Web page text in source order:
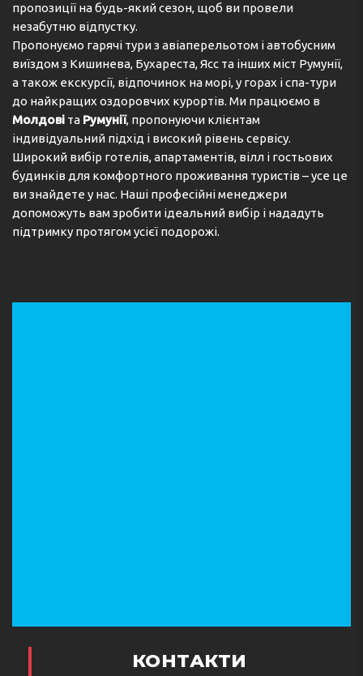
пропозиції на будь-який сезон, щоб ви провели
незабутню відпустку.
Пропонуємо гарячі тури з авіаперельотом і автобусним
виїздом з Кишинева, Бухареста, Ясс та інших міст Румунії,
а також екскурсії, відпочинок на морі, у горах і спа-тури
до найкращих оздоровчих курортів. Ми працюємо в
Молдові та Румунії, пропонуючи клієнтам
індивідуальний підхід і високий рівень сервісу.
Широкий вибір готелів, апартаментів, вілл і гостьових
будинків для комфортного проживання туристів – усе це
ви знайдете у нас. Наші професійні менеджери
допоможуть вам зробити ідеальний вибір і нададуть
підтримку протягом усієї подорожі.
КОНТАКТИ